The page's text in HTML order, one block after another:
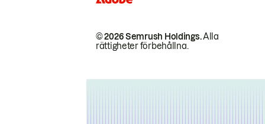
© 2026 Semrush Holdings.Alla
rättigheter förbehållna.